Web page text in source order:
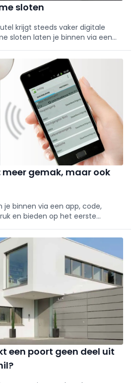
sloten
krijgt steeds vaker digitale
sloten laten je binnen via een
met gebruiksgemak.
meer gemak, maar ook
je binnen via een app, code,
en bieden op het eerste
en betrouwbaarheid? We
voordelen en
een poort geen deel uit